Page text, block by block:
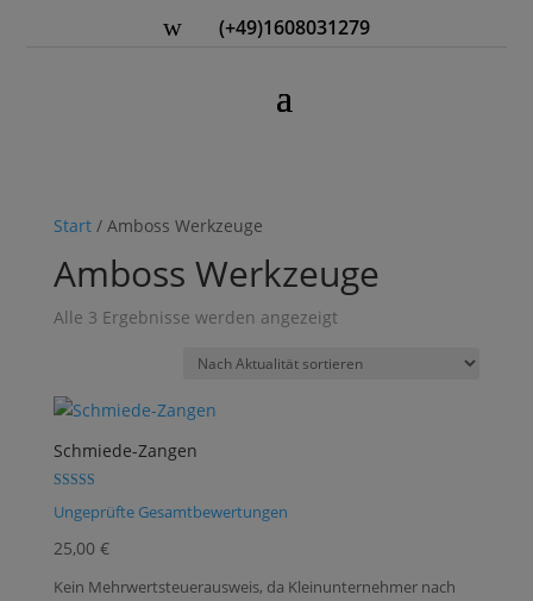
w (+49)1608031279
Start/ Amboss Werkzeuge
Amboss Werkzeuge
Alle 3 Ergebnisse werden angezeigtNach
sortiert
Schmiede-Zangen
5.00
Ungeprüfte Gesamtbewertungen
25,00 €
Kein Mehrwertsteuerausweis, da Kleinunternehmer nach